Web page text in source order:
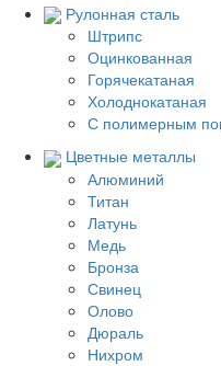
Рулонная сталь
Штрипс
Оцинкованная
Горячекатаная
Холоднокатаная
С полимерным
Цветные металлы
Алюминий
Титан
Латунь
Медь
Бронза
Свинец
Олово
Дюраль
Нихром